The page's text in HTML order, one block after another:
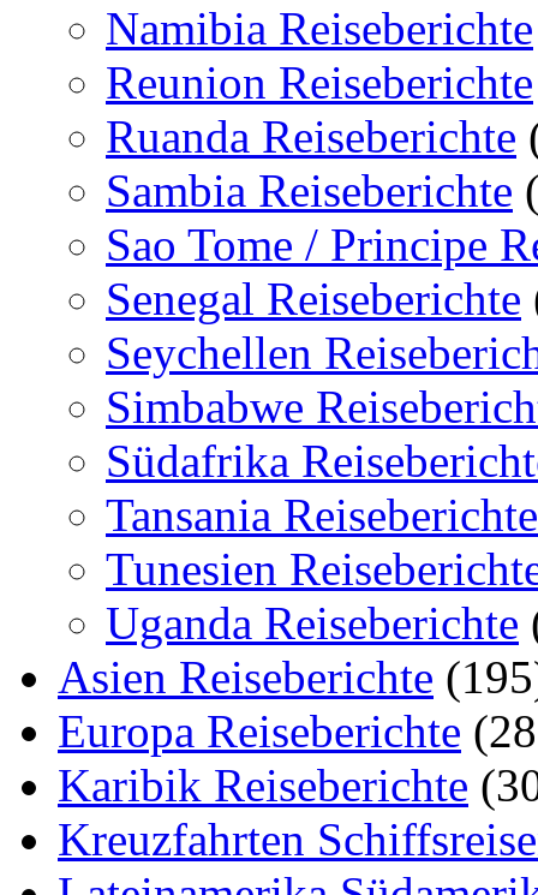
Namibia Reiseberichte
Reunion Reiseberichte
Ruanda Reiseberichte
Sambia Reiseberichte
Sao Tome / Principe
Senegal Reiseberichte
Seychellen
Simbabwe
Südafrika
Tansania Reiseberichte
Tunesien
Uganda Reiseberichte
Asien Reiseberichte
Europa Reiseberichte
Karibik Reiseberichte
Kreuzfahrten